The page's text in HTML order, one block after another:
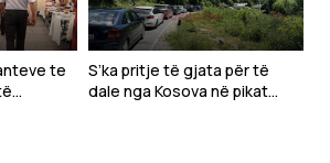
te
S’ka pritje të gjata për të
dale nga Kosova në pikat